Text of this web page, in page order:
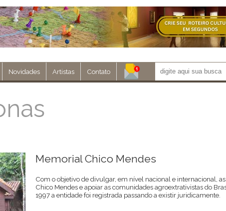
Novidades Artistas Contato
Memorial Chico Mendes
Com o objetivo de divulgar, em nível nacional e internacional,
Chico Mendes e apoiar as comunidades agroextrativistas do
1997 a entidade foi registrada passando a existir juridicamente.